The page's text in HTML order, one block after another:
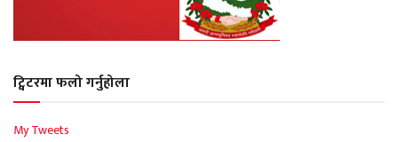
ट्विटरमा फलो गर्नुहोला
My Tweets